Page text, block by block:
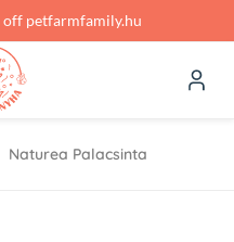
off petfarmfamily.hu
Naturea Palacsinta